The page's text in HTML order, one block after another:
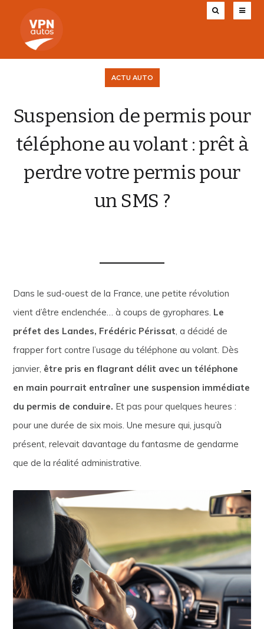
ACTU AUTO
Suspension de permis pour
téléphone au volant : prêt à
perdre votre permis pour
un SMS ?
Dans le sud-ouest de la France, une petite révolution
vient d’être enclenchée… à coups de gyrophares. Le
préfet des Landes, Frédéric Périssat, a décidé de
frapper fort contre l’usage du téléphone au volant. Dès
janvier, être pris en flagrant délit avec un téléphone
en main pourrait entraîner une suspension immédiate
du permis de conduire. Et pas pour quelques heures :
pour une durée de six mois. Une mesure qui, jusqu’à
présent, relevait davantage du fantasme de gendarme
que de la réalité administrative.